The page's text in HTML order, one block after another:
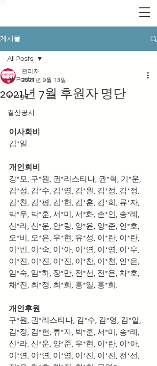
게시물
All Posts
Image
결산공시
All Posts
2021년 7월 후원자 명단
관리자
2021년 9월 13일
이사회비
김*일.
개인회비
강*모, 구*원, 권*리스티나, 권*혁, 기*운,
김*성, 김*수, 김*영, 김*원, 김*정, 김*정,
김*찬, 김*평, 김*헌, 김*훈, 김*희, 류*자,
박*우, 박*훈, 서*미, 서*화, 손*인, 송*례,
신*라, 신*운, 안*랑, 양*윤, 양*준, 연*호,
오*비, 오*은, 우*현, 유*성, 이*란, 이*란,
이*빈, 이*숙, 이*아, 이*연, 이*영, 이*우,
이*진, 이*진, 이*진, 이*찬, 이*천, 인*은,
임*숙, 임*하, 장*만, 전*선, 전*은, 차*호,
채*진, 최*정, 최*희, 홍*일, 홍*희.
개인후원
구*원, 권*리스티나, 김*수, 김*영, 김*일,
김*정, 김*헌, 류*자, 박*훈, 서*미, 송*례,
신*라, 신*운, 양*준, 우*현, 이*란, 이*아,
이*연, 이*연, 이*영, 이*진, 이*진, 전*선,